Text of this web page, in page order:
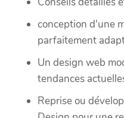
conception d'une
parfaitement
Un design web
tendances
Reprise ou